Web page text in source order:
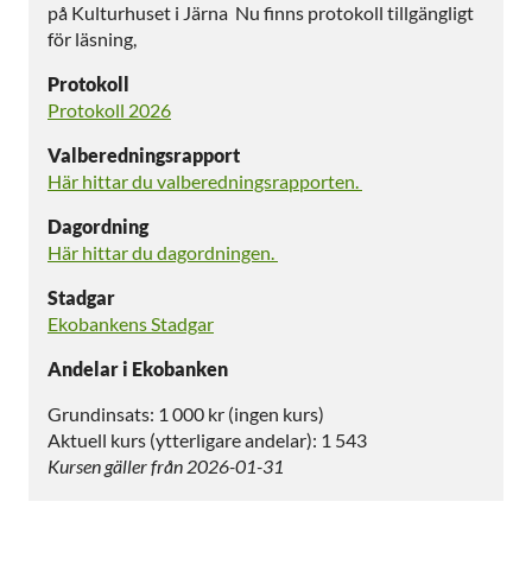
på Kulturhuset i Järna Nu finns protokoll tillgängligt
för läsning,
Protokoll
Protokoll 2026
Valberedningsrapport
Här hittar du valberedningsrapporten.
Dagordning
Här hittar du dagordningen.
Stadgar
Ekobankens Stadgar
Andelar i Ekobanken
Grundinsats: 1 000 kr (ingen kurs)
Aktuell kurs (ytterligare andelar): 1 543
Kursen gäller från 2026-01-31